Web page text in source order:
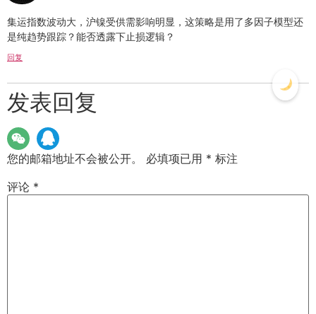
集运指数波动大，沪镍受供需影响明显，这策略是用了多因子模型还
是纯趋势跟踪？能否透露下止损逻辑？
回复
发表回复
您的邮箱地址不会被公开。 必填项已用 * 标注
评论 *